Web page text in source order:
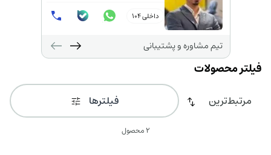
2 محصول
فیلترها
داخلی 104
تیم مشاوره و پشتیبانی